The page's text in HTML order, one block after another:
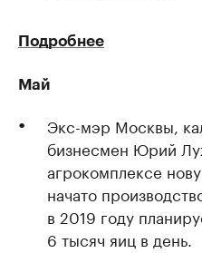
Подробнее
Май
Экс-мэр Москвы,
бизнесмен Юрий
агрокомплексе
начато
в 2019 году
6 тысяч яиц в день.